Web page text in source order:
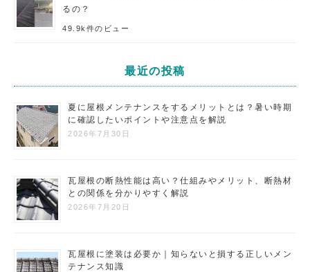
るの？
49.9k件のビュー
最近の投稿
夏に屋根メンテナンスをするメリットとは？暑い時期
に確認したいポイントや注意点を解説
2026年7月30日
瓦屋根の断熱性能は高い？仕組みやメリット、断熱材
との関係を分かりやすく解説
2026年7月20日
瓦屋根に塗装は必要か｜知らないと損する正しいメン
テナンス知識